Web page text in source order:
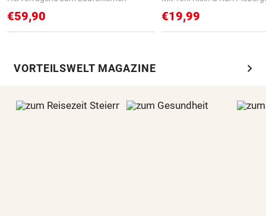
€59,90 €19,99
VORTEILSWELT MAGAZINE chevron_right